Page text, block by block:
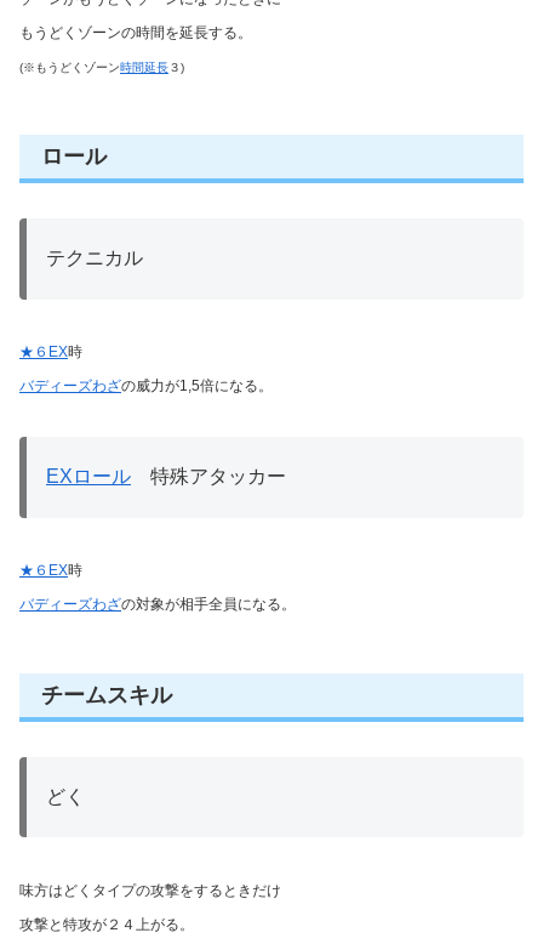
もうどくゾーンの時間を延長する。
(※もうどくゾーン時間延長３)
ロール
テクニカル
★６EX時
バディーズわざの威力が1,5倍になる。
EXロール 特殊アタッカー
★６EX時
バディーズわざの対象が相手全員になる。
チームスキル
どく
味方はどくタイプの攻撃をするときだけ
攻撃と特攻が２４上がる。